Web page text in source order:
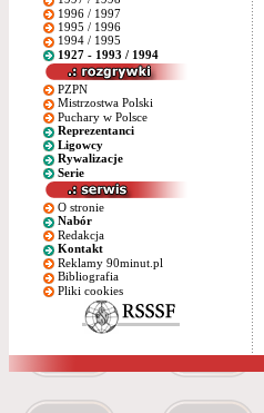
1996 / 1997
1995 / 1996
1994 / 1995
1927 - 1993 / 1994
PZPN
Mistrzostwa Polski
Puchary w Polsce
Reprezentanci
Ligowcy
Rywalizacje
Serie
O stronie
Nabór
Redakcja
Kontakt
Reklamy 90minut.pl
Bibliografia
Pliki cookies